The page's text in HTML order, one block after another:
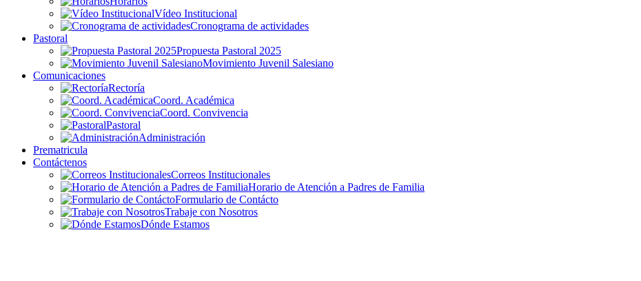
Vídeo Institucional
Cronograma de actividades
Pastoral
Propuesta Pastoral 2025
Movimiento Juvenil Salesiano
Comunicaciones
Rectoría
Coord. Académica
Coord. Convivencia
Pastoral
Administración
Prematricula
Contáctenos
Correos Institucionales
Horario de Atención a Padres de Familia
Formulario de Contácto
Trabaje con Nosotros
Dónde Estamos